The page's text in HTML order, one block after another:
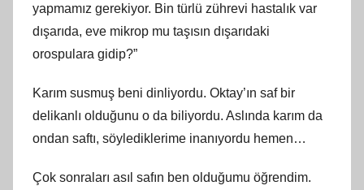
yapmamız gerekiyor. Bin türlü zührevi hastalık var
dışarıda, eve mikrop mu taşısın dışarıdaki
orospulara gidip?”
Karım susmuş beni dinliyordu. Oktay’ın saf bir
delikanlı olduğunu o da biliyordu. Aslında karım da
ondan saftı, söylediklerime inanıyordu hemen…
Çok sonraları asıl safın ben olduğumu öğrendim.